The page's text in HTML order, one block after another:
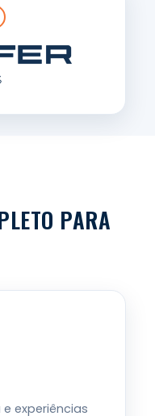
PARA
experiências